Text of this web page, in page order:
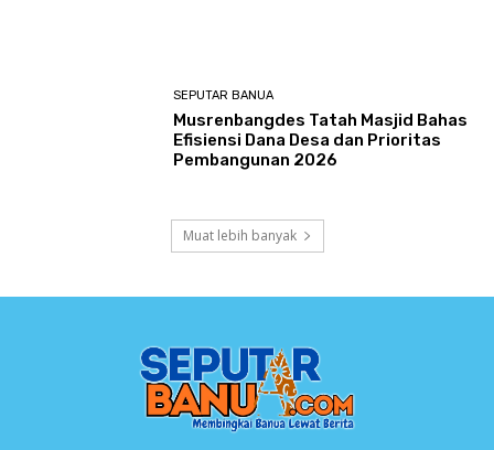
SEPUTAR BANUA
Musrenbangdes Tatah Masjid Bahas
Efisiensi Dana Desa dan Prioritas
Pembangunan 2026
Muat lebih banyak